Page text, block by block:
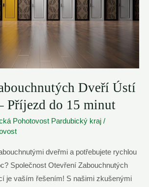
Dveří Ústí
Příjezd do 15 minut
Pohotovost Pardubický kraj /
dveřmi a potřebujete rychlou
Společnost Otevření Zabouchnutých
je vaším řešením! S našimi zkušenými